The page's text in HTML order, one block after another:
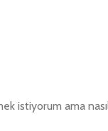
istiyorum ama